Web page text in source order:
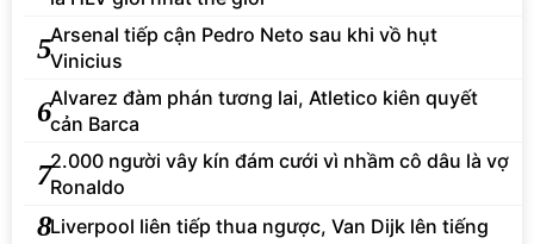
5Arsenal tiếp cận Pedro Neto sau khi vồ hụt
Vinicius
6Alvarez đàm phán tương lai, Atletico kiên quyết
cản Barca
72.000 người vây kín đám cưới vì nhầm cô dâu là vợ
Ronaldo
8Liverpool liên tiếp thua ngược, Van Dijk lên tiếng